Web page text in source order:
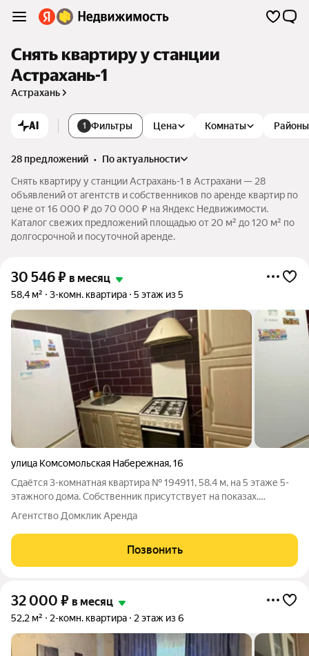
Снять квартиру у станции
Астрахань-1
Астрахань
AI 1 Фильтры Цена Комнаты Районы
28 предложений •
по актуальности
Снять квартиру у станции Астрахань-1 в Астрахани — 28
объявлений от агентств и собственников по аренде квартир по
цене от 16 000 ₽ до 70 000 ₽ на Яндекс Недвижимости.
Каталог свежих предложений площадью от 20 м² до 120 м² по
долгосрочной и посуточной аренде.
30 546₽ в месяц
58,4 м² 3-комн. квартира 5 этаж из 5
улица Комсомольская Набережная,16
Сдаётся 3-комнатная квартира № 194911, 58.4 м, на 5 этаже 5-
этажного дома. Собственник присутствует на показах.
Коммунальные платежи включены в стоимость. Счетчики
включены в стоимость. По условиям проживания: можно с
детьми, можно с питомцами. Срок
Агентство Домклик Аренда
Позвонить
32 000 ₽ в месяц
52,2 м² 2-комн. квартира 2 этаж из 6